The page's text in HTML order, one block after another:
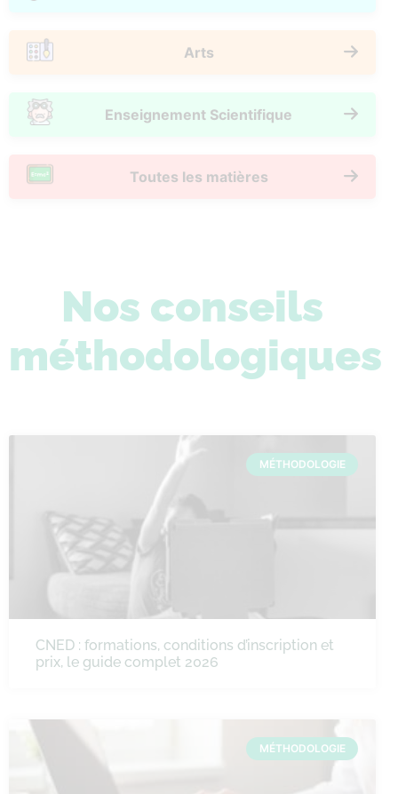
Arts
Enseignement Scientifique
Toutes les matières
Nos conseils
méthodologiques
MÉTHODOLOGIE
CNED : formations, conditions d’inscription et
prix, le guide complet 2026
MÉTHODOLOGIE